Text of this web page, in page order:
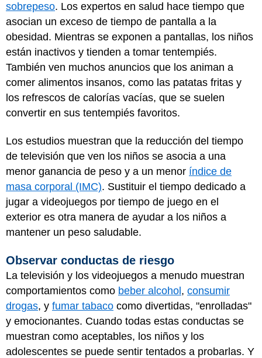
sobrepeso. Los expertos en salud hace tiempo que
asocian un exceso de tiempo de pantalla a la
obesidad. Mientras se exponen a pantallas, los niños
están inactivos y tienden a tomar tentempiés.
También ven muchos anuncios que los animan a
comer alimentos insanos, como las patatas fritas y
los refrescos de calorías vacías, que se suelen
convertir en sus tentempiés favoritos.
Los estudios muestran que la reducción del tiempo
de televisión que ven los niños se asocia a una
menor ganancia de peso y a un menor índice de
masa corporal (IMC). Sustituir el tiempo dedicado a
jugar a videojuegos por tiempo de juego en el
exterior es otra manera de ayudar a los niños a
mantener un peso saludable.
Observar conductas de riesgo
La televisión y los videojuegos a menudo muestran
comportamientos como beber alcohol, consumir
drogas, y fumar tabaco como divertidas, "enrolladas"
y emocionantes. Cuando todas estas conductas se
muestran como aceptables, los niños y los
adolescentes se puede sentir tentados a probarlas. Y